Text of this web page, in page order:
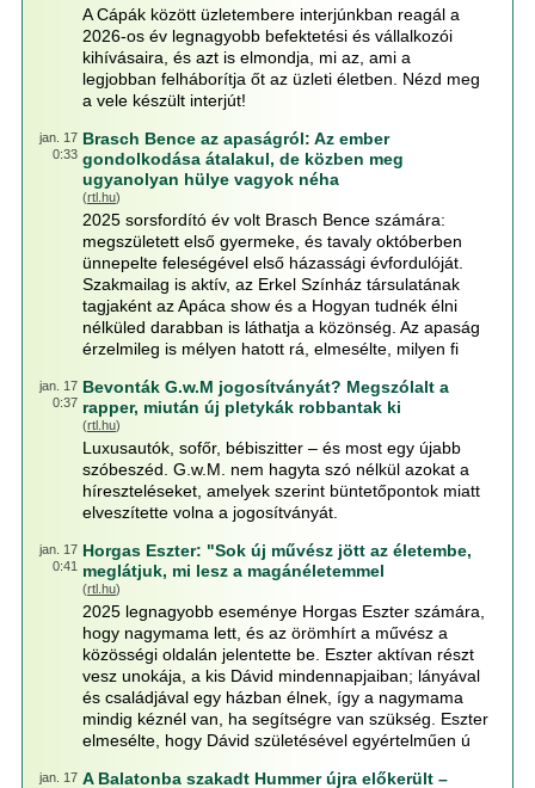
A Cápák között üzletembere interjúnkban reagál a
2026-os év legnagyobb befektetési és vállalkozói
kihívásaira, és azt is elmondja, mi az, ami a
legjobban felháborítja őt az üzleti életben. Nézd meg
a vele készült interjút!
jan. 17
0:33
Brasch Bence az apaságról: Az ember
gondolkodása átalakul, de közben meg
ugyanolyan hülye vagyok néha
(rtl.hu)
2025 sorsfordító év volt Brasch Bence számára:
megszületett első gyermeke, és tavaly októberben
ünnepelte feleségével első házassági évfordulóját.
Szakmailag is aktív, az Erkel Színház társulatának
tagjaként az Apáca show és a Hogyan tudnék élni
nélküled darabban is láthatja a közönség. Az apaság
érzelmileg is mélyen hatott rá, elmesélte, milyen fi
jan. 17
0:37
Bevonták G.w.M jogosítványát? Megszólalt a
rapper, miután új pletykák robbantak ki
(rtl.hu)
Luxusautók, sofőr, bébiszitter – és most egy újabb
szóbeszéd. G.w.M. nem hagyta szó nélkül azokat a
híreszteléseket, amelyek szerint büntetőpontok miatt
elveszítette volna a jogosítványát.
jan. 17
0:41
Horgas Eszter: "Sok új művész jött az életembe,
meglátjuk, mi lesz a magánéletemmel
(rtl.hu)
2025 legnagyobb eseménye Horgas Eszter számára,
hogy nagymama lett, és az örömhírt a művész a
közösségi oldalán jelentette be. Eszter aktívan részt
vesz unokája, a kis Dávid mindennapjaiban; lányával
és családjával egy házban élnek, így a nagymama
mindig kéznél van, ha segítségre van szükség. Eszter
elmesélte, hogy Dávid születésével egyértelműen ú
jan. 17 A Balatonba szakadt Hummer újra előkerült –